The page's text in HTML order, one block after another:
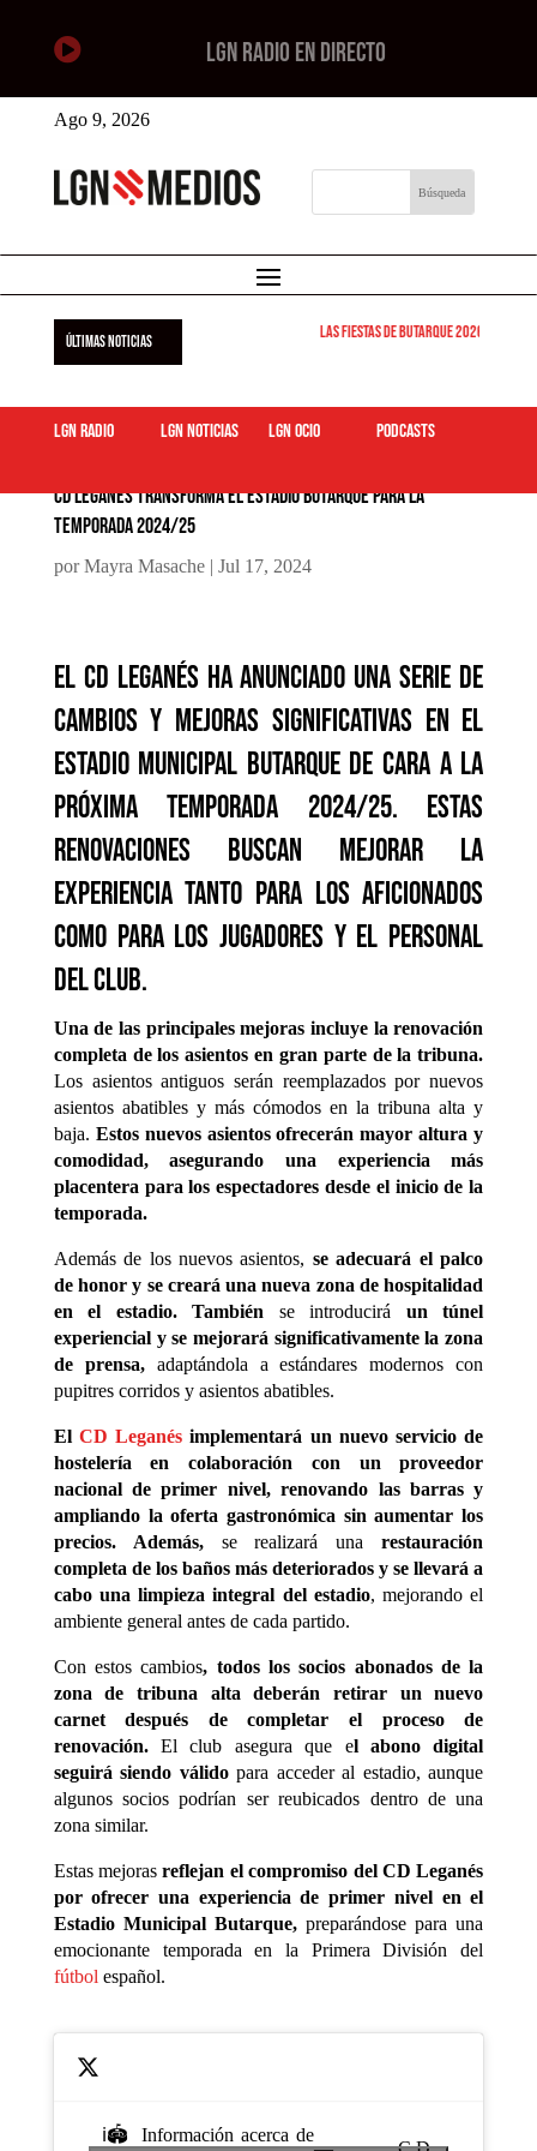
 LGN RADIO EN DIRECTO
Ago 9, 2026
ÚLTIMAS NOTICIAS Las Fiestas de Butarque 2026 arrancan
LGN Radio LGN Noticias LGN ocio podcasts
CD Leganés transforma el estadio Butarque para la
temporada 2024/25
porMayra Masache| Jul 17, 2024
El CD Leganés ha anunciado una serie de
cambios y mejoras significativas en el
Estadio Municipal Butarque de cara a la
próxima temporada 2024/25. Estas
renovaciones buscan mejorar la
experiencia tanto para los aficionados
como para los jugadores y el personal
del club.
Una de las principales mejoras incluye la renovación
completa de los asientos en gran parte de la tribuna.
Los asientos antiguos serán reemplazados por nuevos
asientos abatibles y más cómodos en la tribuna alta y
baja. Estos nuevos asientos ofrecerán mayor altura y
comodidad, asegurando una experiencia más
placentera para los espectadores desde el inicio de la
temporada.
Además de los nuevos asientos, se adecuará el palco
de honor y se creará una nueva zona de hospitalidad
en el estadio. También se introducirá un túnel
experiencial y se mejorará significativamente la zona
de prensa,adaptándola a estándares modernos con
pupitres corridos y asientos abatibles.
El CD Leganés implementará un nuevo servicio de
hostelería en colaboración con un proveedor
nacional de primer nivel, renovando las barras y
ampliando la oferta gastronómica sin aumentar los
precios. Además,se realizará una restauración
completa de los baños más deteriorados y se llevará a
cabo una limpieza integral del estadio, mejorando el
ambiente general antes de cada partido.
Con estos cambios, todos los socios abonados de la
zona de tribuna alta deberán retirar un nuevo
carnet después de completar el proceso de
renovación.El club asegura que el abono digital
seguirá siendo válidopara acceder al estadio, aunque
algunos socios podrían ser reubicados dentro de una
zona similar.
Estas mejorasreflejan el compromiso del CD Leganés
por ofrecer una experiencia de primer nivel en el
Estadio Municipal Butarque,preparándose para una
emocionante temporada en la Primera División del
fútbolespañol.
ℹ️🏟️ Información acerca de